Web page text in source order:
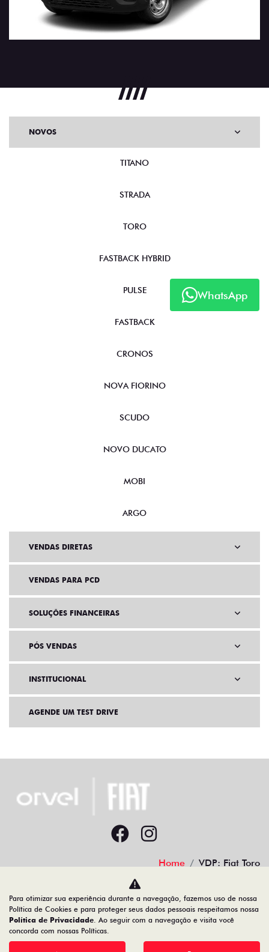
WhatsApp
NOVOS
TITANO
STRADA
TORO
FASTBACK HYBRID
PULSE
FASTBACK
CRONOS
NOVA FIORINO
SCUDO
NOVO DUCATO
MOBI
ARGO
VENDAS DIRETAS
VENDAS PARA PCD
SOLUÇÕES FINANCEIRAS
PÓS VENDAS
INSTITUCIONAL
AGENDE UM TEST DRIVE
Home VDP: Fiat Toro
Desacelere. Seu bem maior é a vida.
Para otimizar sua experiência durante a navegação, fazemos uso de nossa
Política de Cookies e para proteger seus dados pessoais respeitamos nossa
Política de Privacidade. Ao seguir com a navegação e visita você
concorda com nossas Políticas.